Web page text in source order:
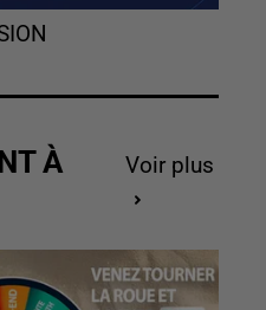
À
Voir plus